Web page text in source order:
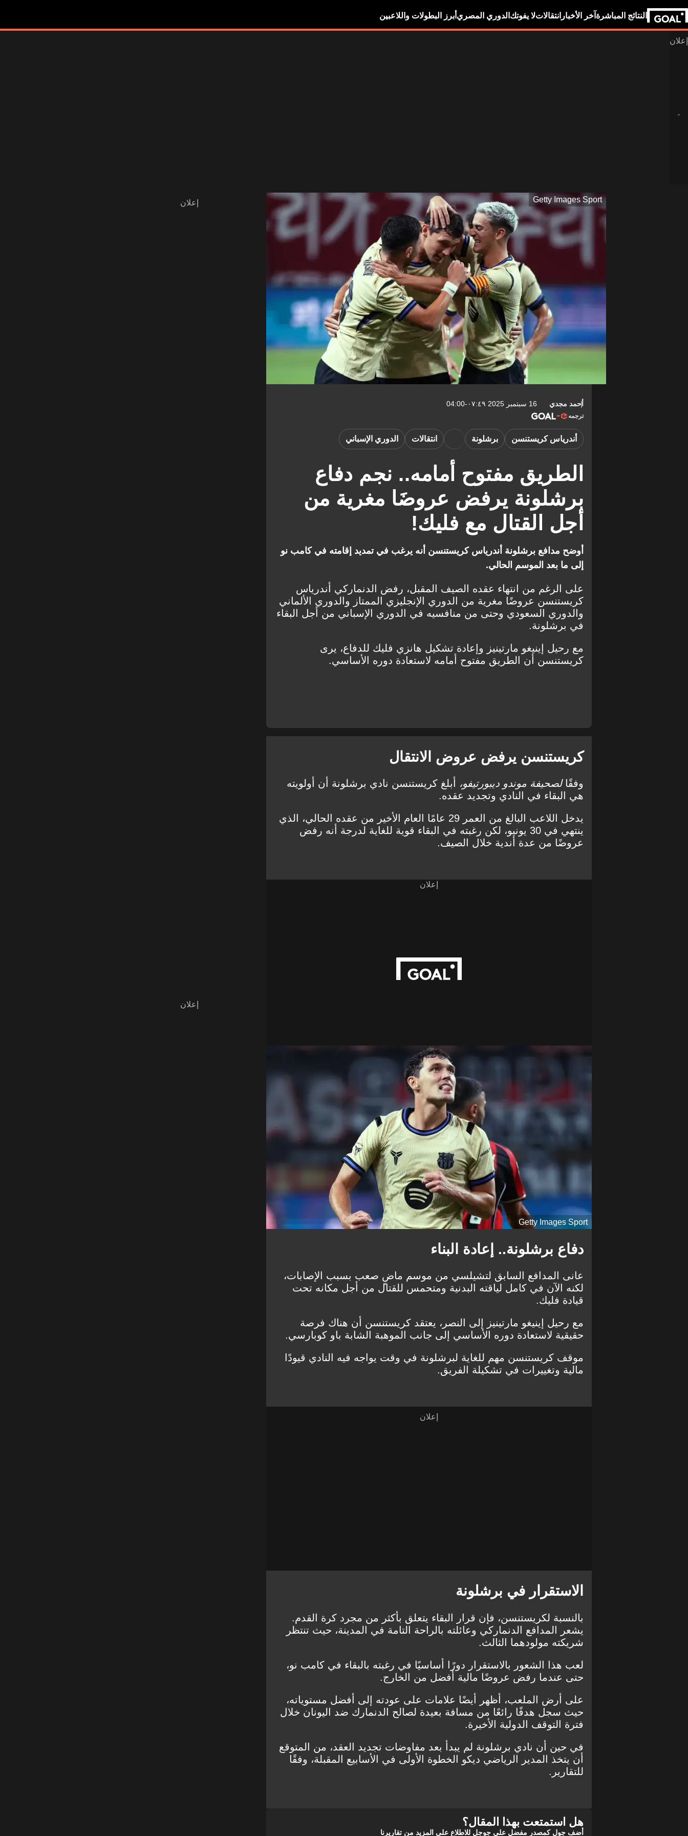
النتائج المباشرة آخر الأخبار انتقالاتلا يفوتك الدوري المصري أبرز البطولات واللاعبين
Getty Images Sport
أحمد مجدي 16 سبتمبر 2025 ٠٧:٤٩-04:00
ترجمه
الطريق مفتوح أمامه.. نجم دفاع
برشلونة يرفض عروضَا مغرية من
أجل القتال مع فليك!
أندرياس كريستنسن برشلونة انتقالات الدوري الإسباني
أوضح مدافع برشلونة أندرياس كريستنسن أنه يرغب في تمديد إقامته في كامب نو
إلى ما بعد الموسم الحالي.
على الرغم من انتهاء عقده الصيف المقبل، رفض الدنماركي أندرياس
كريستنسن عروضًا مغرية من الدوري الإنجليزي الممتاز والدوري الألماني
والدوري السعودي وحتى من منافسيه في الدوري الإسباني من أجل البقاء
في برشلونة.
مع رحيل إينيغو مارتينيز وإعادة تشكيل هانزي فليك للدفاع، يرى
كريستنسن أن الطريق مفتوح أمامه لاستعادة دوره الأساسي.
كريستنسن يرفض عروض الانتقال
وفقًالصحيفة موندو ديبورتيفو، أبلغ كريستنسن نادي برشلونة أن أولويته
هي البقاء في النادي وتجديد عقده.
يدخل اللاعب البالغ من العمر 29 عامًا العام الأخير من عقده الحالي، الذي
ينتهي في 30 يونيو، لكن رغبته في البقاء قوية للغاية لدرجة أنه رفض
عروضًا من عدة أندية خلال الصيف.
إعلان
Getty Images Sport
دفاع برشلونة.. إعادة البناء
عانى المدافع السابق لتشيلسي من موسم ماضٍ صعب بسبب الإصابات،
لكنه الآن في كامل لياقته البدنية ومتحمس للقتال من أجل مكانه تحت
قيادة فليك.
مع رحيل إينيغو مارتينيز إلى النصر، يعتقد كريستنسن أن هناك فرصة
حقيقية لاستعادة دوره الأساسي إلى جانب الموهبة الشابة باو كوبارسي.
موقف كريستنسن مهم للغاية لبرشلونة في وقت يواجه فيه النادي قيودًا
مالية وتغييرات في تشكيلة الفريق.
الاستقرار في برشلونة
بالنسبة لكريستنسن، فإن قرار البقاء يتعلق بأكثر من مجرد كرة القدم.
يشعر المدافع الدنماركي وعائلته بالراحة التامة في المدينة، حيث تنتظر
شريكته مولودهما الثالث.
لعب هذا الشعور بالاستقرار دورًا أساسيًا في رغبته بالبقاء في كامب نو،
حتى عندما رفض عروضًا مالية أفضل من الخارج.
على أرض الملعب، أظهر أيضًا علامات على عودته إلى أفضل مستوياته،
حيث سجل هدفًا رائعًا من مسافة بعيدة لصالح الدنمارك ضد اليونان خلال
فترة التوقف الدولية الأخيرة.
في حين أن نادي برشلونة لم يبدأ بعد مفاوضات تجديد العقد، من المتوقع
أن يتخذ المدير الرياضي ديكو الخطوة الأولى في الأسابيع المقبلة، وفقًا
للتقارير.
هل استمتعت بهذا المقال؟
أضف جول كمصدر مفضل على جوجل للاطلاع على المزيد من تقاريرنا